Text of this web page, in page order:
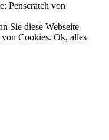
Penscratch von
Sie diese Webseite
Cookies. Ok, alles